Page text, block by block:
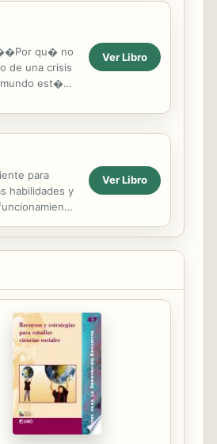
��Por qu� no
de una crisis
mundo est�
Ver Libro
para
habilidades y
Ver Libro